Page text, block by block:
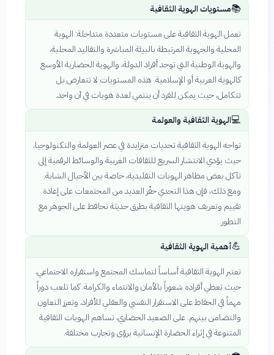
📚مستويات الهوية الثقافية
تعمل الهوية الثقافية على مستويات متعددة متداخلة: الهوية
المحلية والجهوية المرتبطة بالبيئة المباشرة والتقاليد المحلية،
والهوية الوطنية التي توحد أفراد الدولة، والهوية الحضارية الأوسع
كالهوية العربية أو الإسلامية. هذه المستويات لا تتعارض بل
تتكامل، حيث يمكن للفرد أن ينتمي لعدة هويات في آن واحد.
💻الهوية الثقافية والعولمة
تواجه الهوية الثقافية تحديات متزايدة في عصر العولمة والتكنولوجيا،
حيث يؤدي الانتشار السريع للثقافات الغربية والوسائط الرقمية إلى
تآكل بعض مظاهر الهويات التقليدية، خاصة بين الأجيال الشابة.
ومع ذلك، فإن هذا التحدي حفّز العديد من المجتمعات على إعادة
تقييم وتعريف هويتها الثقافية بطرق حديثة تحافظ على الجوهر مع
التطور.
💪أهمية الهوية الثقافية
تعتبر الهوية الثقافية أساساً لتماسك المجتمع واستقراره الاجتماعي،
حيث تعطي أفراده شعوراً بالأمان والانتماء والكرامة. كما تلعب دوراً
مهماً في الحفاظ على الاستقرار النفسي والعقلي للأفراد، وتعزز التعاون
والتضامن بينهم. على الصعيد الحضاري، تساهم الهويات الثقافية
المتنوعة في إثراء الحضارة الإنسانية برؤى وتجارب مختلفة.